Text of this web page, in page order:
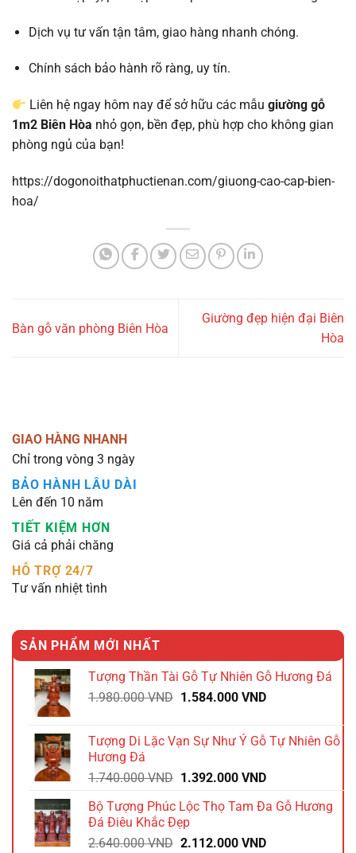
Dịch vụ tư vấn tận tâm, giao hàng nhanh chóng.
Chính sách bảo hành rõ ràng, uy tín.
Liên hệ ngay hôm nay để sở hữu các mẫugiường gỗ
1m2 Biên Hòa nhỏ gọn, bền đẹp, phù hợp cho không gian
phòng ngủ của bạn!
https://dogonoithatphuctienan.com/giuong-cao-cap-bien-
hoa/
Bàn gỗ văn phòng Biên Hòa
Giường đẹp hiện đại Biên
Hòa
GIAO HÀNG NHANH
Chỉ trong vòng 3 ngày
BẢO HÀNH LÂU DÀI
Lên đến 10 năm
TIẾT KIỆM HƠN
Giá cả phải chăng
HỖ TRỢ 24/7
Tư vấn nhiệt tình
SẢN PHẨM MỚI NHẤT
Tượng Thần Tài Gỗ Tự Nhiên Gỗ Hương Đá
1.980.000VND Giá
1.980.000 VND.
1.584.000 VNDGiá
là:
Tượng Di Lặc Vạn Sự Như Ý Gỗ Tự Nhiên Gỗ
Hương Đá
1.740.000VND Giá
là:
1.740.000 VND.
1.392.000 VNDGiá
tại
1.392.000 VND.
Bộ Tượng Phúc Lộc Thọ Tam Đa Gỗ Hương
Đá Điêu Khắc Đẹp
2.640.000VND Giá
2.112.000 VNDGiá